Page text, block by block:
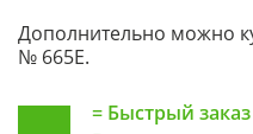
Дополнительно можно
№ 665Е.
= Быстрый заказ